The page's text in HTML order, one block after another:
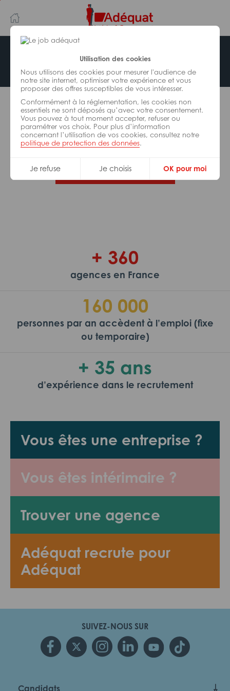
Utilisation des cookies
Nous utilisons des cookies pour mesurer l'audience de
notre site internet, optimiser votre expérience et vous
proposer des offres susceptibles de vous intéresser.
Conformément à la réglementation, les cookies non
essentiels ne sont déposés qu’avec votre consentement.
Vous pouvez à tout moment accepter, refuser ou
paramétrer vos choix. Pour plus d’information
concernant l’utilisation de vos cookies, consultez notre
politique de protection des données.
Je refuse Je choisis OK pour moi
au
contenu
principal
navigation
Offre indisponible
L’offre d’emploi que vous tentez de consulter n’est
plus disponible.
De nombreuses autres missions peuvent vous
correspondre, consultez toutes nos offres.
Trouvez votre job Adéquat !
Vous êtes une entreprise ?
Vous êtes intérimaire ?
Trouver une agence
Adéquat recrute pour
Adéquat
+ 360
agences en France
160 000
personnes par an accèdent à l’emploi (fixe
ou temporaire)
+ 35 ans
d’expérience dans le recrutement
SUIVEZ-NOUS SUR
Candidats